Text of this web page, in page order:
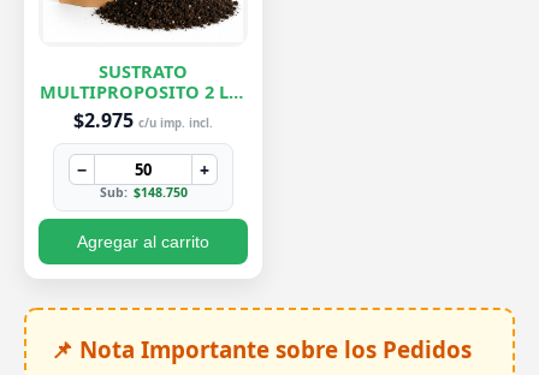
SUSTRATO
MULTIPROPOSITO 2 LTS
ROELPLANT
$2.975 c/u imp. incl.
− +
Sub: $148.750
Agregar al carrito
📌 Nota Importante sobre los Pedidos